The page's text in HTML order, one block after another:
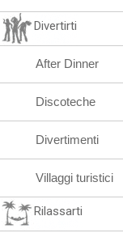
Divertirti
After Dinner
Discoteche
Divertimenti
Villaggi turistici
Rilassarti